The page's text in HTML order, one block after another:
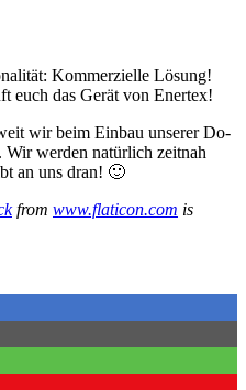
Kommerzielle Lösung!
euch das Gerät von Enertex!
wir beim Einbau unserer Do-
werden natürlich zeitnah
an uns dran! 🙂
from www.flaticon.com is